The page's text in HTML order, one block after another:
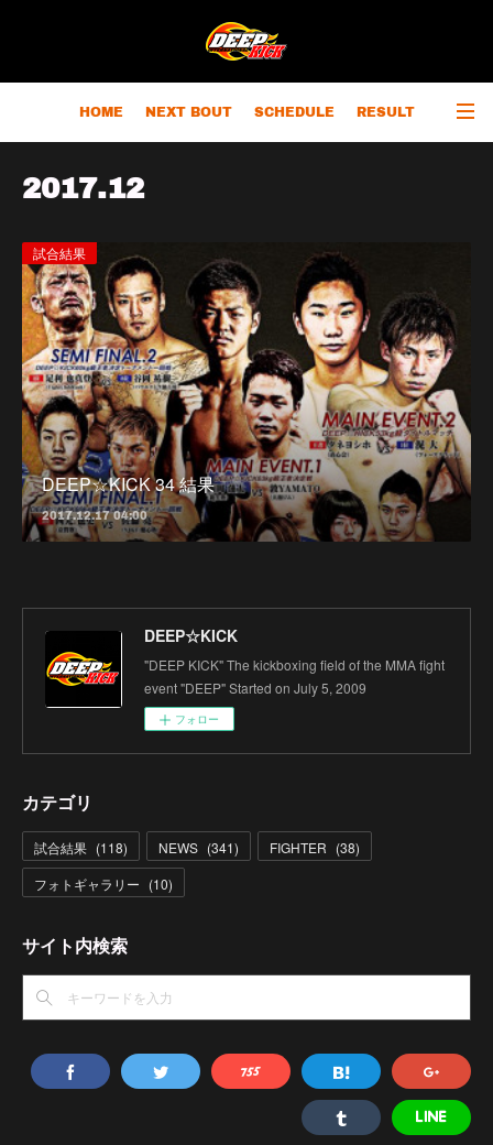
HOME NEXT BOUT SCHEDULE RESULT
2017.12
試合結果
DEEP☆KICK 34 結果
2017.12.17 04:00
DEEP☆KICK
"DEEP KICK" The kickboxing field of the MMA fight
event "DEEP" Started on July 5, 2009
フォロー
カテゴリ
試合結果 (118) NEWS (341) FIGHTER (38)
フォトギャラリー (10)
サイト内検索